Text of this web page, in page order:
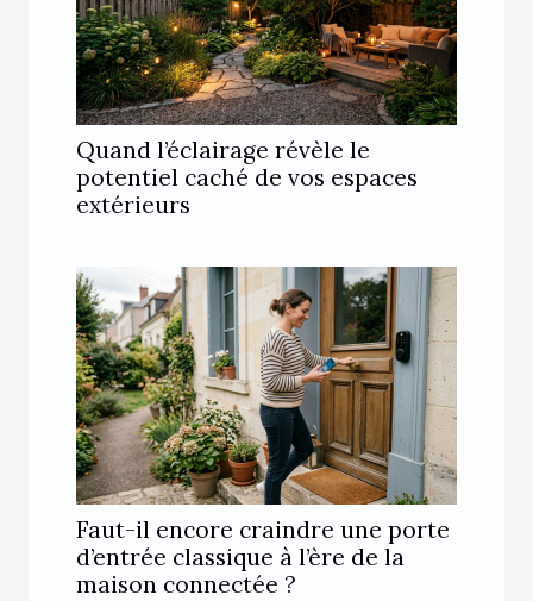
Quand l’éclairage révèle le
potentiel caché de vos espaces
extérieurs
Faut-il encore craindre une porte
d’entrée classique à l’ère de la
maison connectée ?